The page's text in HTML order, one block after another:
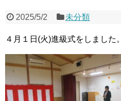
2025/5/2 未分類
４月１日(火)進級式をしました。